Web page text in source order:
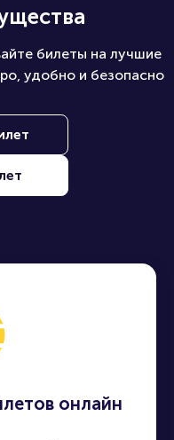
билеты на лучшие
удобно и безопасно
онлайн